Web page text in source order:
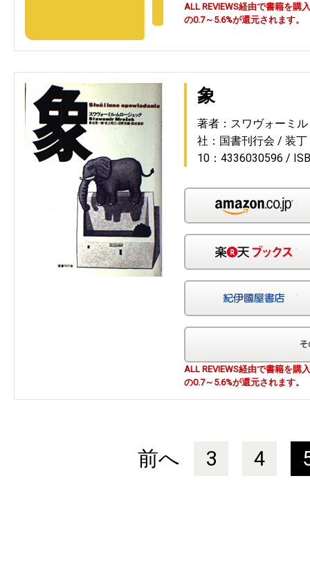
ALL REVIEWS経由で書籍を購
の0.7～5.6%が還元されます。
象
著者：スワヴォーミ
社：国書刊行会
装丁
10：4336030596
ALL REVIEWS経由で書籍を購
の0.7～5.6%が還元されます。
前へ 3 4